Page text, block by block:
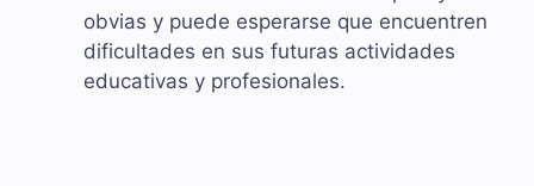
obvias y puede esperarse que encuentren
dificultades en sus futuras actividades
educativas y profesionales.